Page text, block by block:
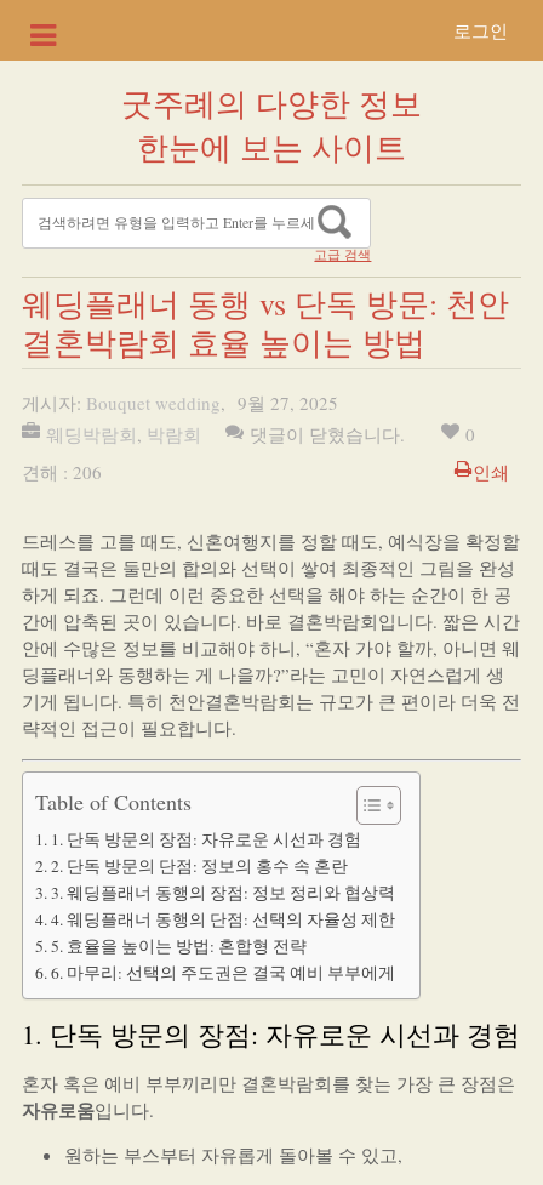
로그인
굿주례의 다양한 정보
한눈에 보는 사이트
고급 검색
웨딩플래너 동행 vs 단독 방문: 천안
결혼박람회 효율 높이는 방법
게시자: Bouquet wedding, 9월 27, 2025
웨딩박람회, 박람회 댓글이 닫혔습니다.
0
견해 : 206
인쇄
드레스를 고를 때도, 신혼여행지를 정할 때도, 예식장을 확정할
때도 결국은 둘만의 합의와 선택이 쌓여 최종적인 그림을 완성
하게 되죠. 그런데 이런 중요한 선택을 해야 하는 순간이 한 공
간에 압축된 곳이 있습니다. 바로 결혼박람회입니다. 짧은 시간
안에 수많은 정보를 비교해야 하니, “혼자 가야 할까, 아니면 웨
딩플래너와 동행하는 게 나을까?”라는 고민이 자연스럽게 생
기게 됩니다. 특히 천안결혼박람회는 규모가 큰 편이라 더욱 전
략적인 접근이 필요합니다.
Table of Contents
1. 단독 방문의 장점: 자유로운 시선과 경험
2. 단독 방문의 단점: 정보의 홍수 속 혼란
3. 웨딩플래너 동행의 장점: 정보 정리와 협상력
4. 웨딩플래너 동행의 단점: 선택의 자율성 제한
5. 효율을 높이는 방법: 혼합형 전략
6. 마무리: 선택의 주도권은 결국 예비 부부에게
1. 단독 방문의 장점: 자유로운 시선과 경험
혼자 혹은 예비 부부끼리만 결혼박람회를 찾는 가장 큰 장점은
자유로움입니다.
원하는 부스부터 자유롭게 돌아볼 수 있고,